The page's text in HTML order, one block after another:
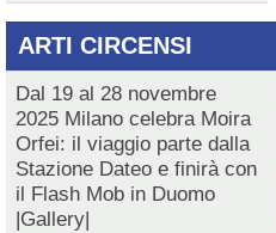
ARTI CIRCENSI
Dal 19 al 28 novembre
2025 Milano celebra Moira
Orfei: il viaggio parte dalla
Stazione Dateo e finirà con
il Flash Mob in Duomo
|Gallery|